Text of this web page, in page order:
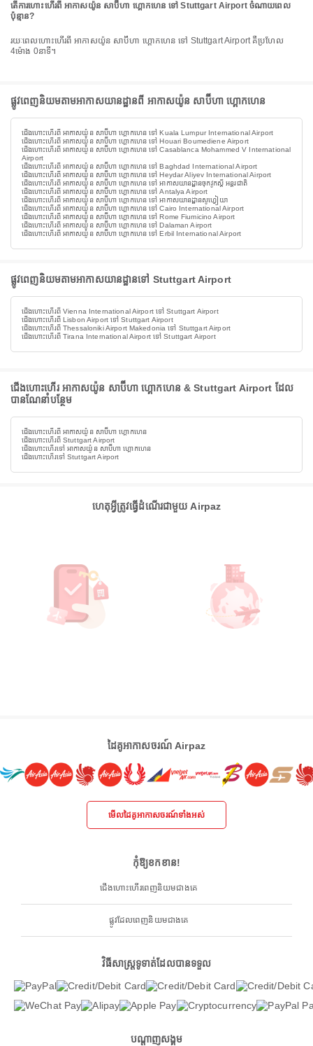
តើការហោះហើរពី អាកាសយ៉ូន សាប៊ីហា ហ្គោកហេន ទៅ Stuttgart Airport ចំណាយពេល
ប៉ុន្មាន?
រយៈពេលហោះហើរពី អាកាសយ៉ូន សាប៊ីហា ហ្គោកហេន ទៅ Stuttgart Airport គឺប្រហែល
4ម៉ោង 0នាទី។
ផ្លូវពេញនិយមតាមអាកាសយានដ្ឋានពី អាកាសយ៉ូន សាប៊ីហា ហ្គោកហេន
ជើងហោះហើរពី អាកាសយ៉ូន សាប៊ីហា ហ្គោកហេន ទៅ Kuala Lumpur International Airport
ជើងហោះហើរពី អាកាសយ៉ូន សាប៊ីហា ហ្គោកហេន ទៅ Houari Boumediene Airport
ជើងហោះហើរពី អាកាសយ៉ូន សាប៊ីហា ហ្គោកហេន ទៅ Casablanca Mohammed V International
Airport
ជើងហោះហើរពី អាកាសយ៉ូន សាប៊ីហា ហ្គោកហេន ទៅ Baghdad International Airport
ជើងហោះហើរពី អាកាសយ៉ូន សាប៊ីហា ហ្គោកហេន ទៅ Heydar Aliyev International Airport
ជើងហោះហើរពី អាកាសយ៉ូន សាប៊ីហា ហ្គោកហេន ទៅ អាកាសយានដ្ឋានចុកវូកស្តី អន្តរជាតិ
ជើងហោះហើរពី អាកាសយ៉ូន សាប៊ីហា ហ្គោកហេន ទៅ Antalya Airport
ជើងហោះហើរពី អាកាសយ៉ូន សាប៊ីហា ហ្គោកហេន ទៅ អាកាសយានដ្ឋានសូហ្វៀយា
ជើងហោះហើរពី អាកាសយ៉ូន សាប៊ីហា ហ្គោកហេន ទៅ Cairo International Airport
ជើងហោះហើរពី អាកាសយ៉ូន សាប៊ីហា ហ្គោកហេន ទៅ Rome Fiumicino Airport
ជើងហោះហើរពី អាកាសយ៉ូន សាប៊ីហា ហ្គោកហេន ទៅ Dalaman Airport
ជើងហោះហើរពី អាកាសយ៉ូន សាប៊ីហា ហ្គោកហេន ទៅ Erbil International Airport
ផ្លូវពេញនិយមតាមអាកាសយានដ្ឋានទៅ Stuttgart Airport
ជើងហោះហើរពី Vienna International Airport ទៅ Stuttgart Airport
ជើងហោះហើរពី Lisbon Airport ទៅ Stuttgart Airport
ជើងហោះហើរពី Thessaloniki Airport Makedonia ទៅ Stuttgart Airport
ជើងហោះហើរពី Tirana International Airport ទៅ Stuttgart Airport
ជើងហោះហើរ អាកាសយ៉ូន សាប៊ីហា ហ្គោកហេន & Stuttgart Airport ដែល
បានណែនាំបន្ថែម
ជើងហោះហើរពី អាកាសយ៉ូន សាប៊ីហា ហ្គោកហេន
ជើងហោះហើរពី Stuttgart Airport
ជើងហោះហើរទៅ អាកាសយ៉ូន សាប៊ីហា ហ្គោកហេន
ជើងហោះហើរទៅ Stuttgart Airport
ហេតុអ្វីត្រូវធ្វើដំណើរជាមួយ Airpaz
ដៃគូអាកាសចរណ៍ Airpaz
មើលដៃគូអាកាសចរណ៍ទាំងអស់
កុំឱ្យខកខាន!
ជើងហោះហើរពេញនិយមជាងគេ
ផ្លូវដែលពេញនិយមជាងគេ
វិធីសាស្ត្រទូទាត់ដែលបានទទួល
បណ្តាញសង្គម